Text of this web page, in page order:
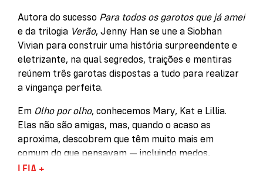
Autora do sucesso Para todos os garotos que já amei
e da trilogia Verão, Jenny Han se une a Siobhan
Vivian para construir uma história surpreendente e
eletrizante, na qual segredos, traições e mentiras
reúnem três garotas dispostas a tudo para realizar
a vingança perfeita.
Em Olho por olho, conhecemos Mary, Kat e Lillia.
Elas não são amigas, mas, quando o acaso as
aproxima, descobrem que têm muito mais em
comum do que pensavam — incluindo medos,
traumas e uma sede insaciável por vingança. Um